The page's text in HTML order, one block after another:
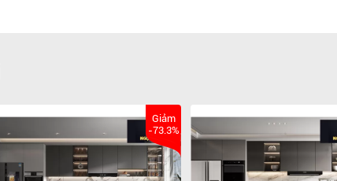
Giảm
-73.3%